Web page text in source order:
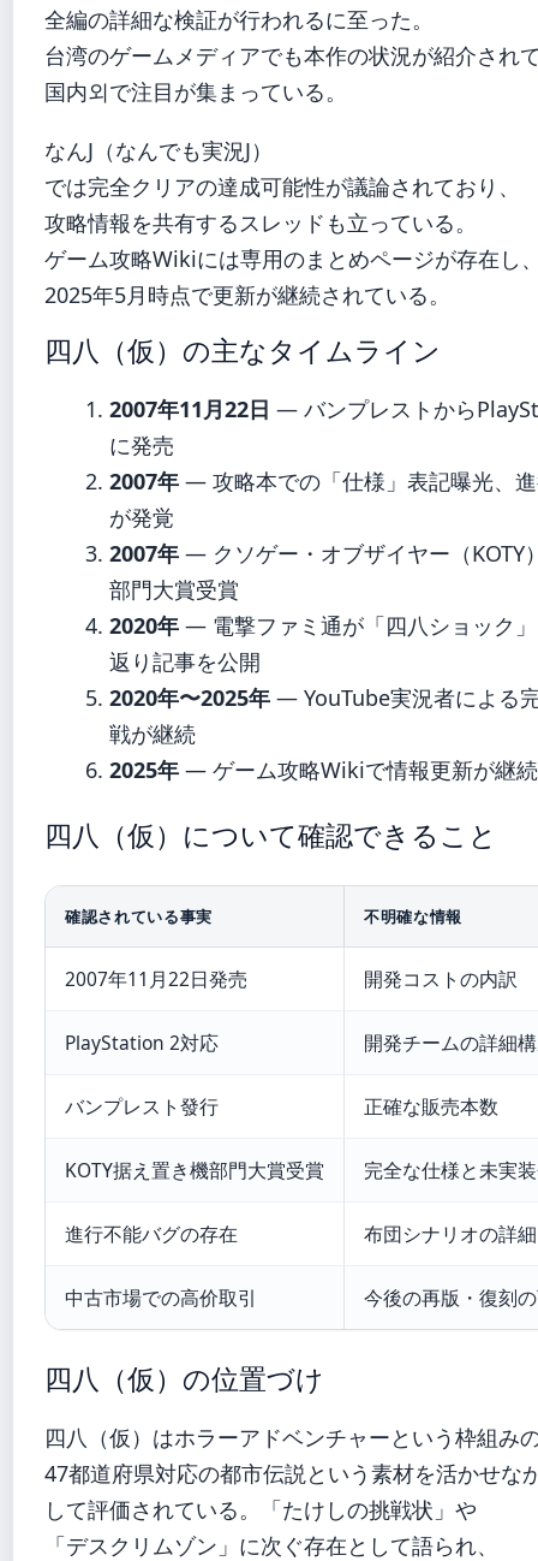
全編の詳細な検証が行われるに至った。
台湾のゲームメディアでも本作の状況が紹介され
国内외で注目が集まっている。
なんJ（なんでも実況J）
では完全クリアの達成可能性が議論されており、
攻略情報を共有するスレッドも立っている。
ゲーム攻略Wikiには専用のまとめページが存在し
2025年5月時点で更新が継続されている。
四八（仮）の主なタイムライン
2007年11月22日 — バンプレストから
に発売
2007年 — 攻略本での「仕様」表記曝光、
が発覚
2007年 — クソゲー・オブザイヤー（KOTY
部門大賞受賞
2020年 — 電撃ファミ通が「四八ショック
返り記事を公開
2020年〜2025年 — YouTube実況者による
戦が継続
2025年 — ゲーム攻略Wikiで情報更新が継続
四八（仮）について確認できること
確認されている事実 不明確な情報
2007年11月22日発売 開発コストの内訳
PlayStation 2対応 開発チームの詳細
バンプレスト發行 正確な販売本数
KOTY据え置き機部門大賞受賞 完全な仕様と未実
進行不能バグの存在 布団シナリオの詳細
中古市場での高价取引 今後の再版・復刻
四八（仮）の位置づけ
四八（仮）はホラーアドベンチャーという枠組み
47都道府県対応の都市伝説という素材を活かせな
して評価されている。「たけしの挑戦状」や
「デスクリムゾン」に次ぐ存在として語られ、